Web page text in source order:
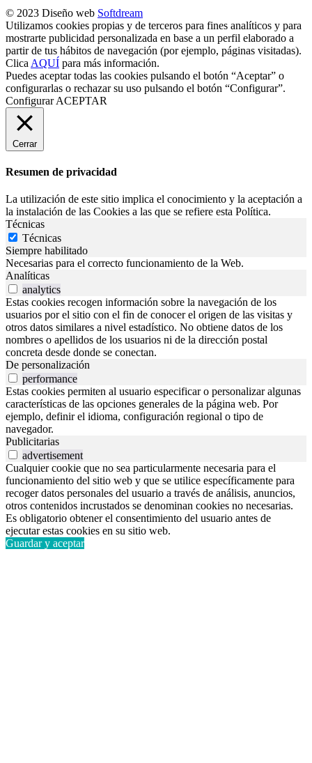
© 2023 Diseño web Softdream
Utilizamos cookies propias y de terceros para fines analíticos y para
mostrarte publicidad personalizada en base a un perfil elaborado a
partir de tus hábitos de navegación (por ejemplo, páginas visitadas).
Clica AQUÍ para más información.
Puedes aceptar todas las cookies pulsando el botón “Aceptar” o
configurarlas o rechazar su uso pulsando el botón “Configurar”.
Configurar ACEPTAR
Cerrar
Resumen de privacidad
La utilización de este sitio implica el conocimiento y la aceptación a
la instalación de las Cookies a las que se refiere esta Política.
Técnicas
Técnicas
Siempre habilitado
Necesarias para el correcto funcionamiento de la Web.
Analíticas
analytics
Estas cookies recogen información sobre la navegación de los
usuarios por el sitio con el fin de conocer el origen de las visitas y
otros datos similares a nivel estadístico. No obtiene datos de los
nombres o apellidos de los usuarios ni de la dirección postal
concreta desde donde se conectan.
De personalización
performance
Estas cookies permiten al usuario especificar o personalizar algunas
características de las opciones generales de la página web. Por
ejemplo, definir el idioma, configuración regional o tipo de
navegador.
Publicitarias
advertisement
Cualquier cookie que no sea particularmente necesaria para el
funcionamiento del sitio web y que se utilice específicamente para
recoger datos personales del usuario a través de análisis, anuncios,
otros contenidos incrustados se denominan cookies no necesarias.
Es obligatorio obtener el consentimiento del usuario antes de
ejecutar estas cookies en su sitio web.
Guardar y aceptar